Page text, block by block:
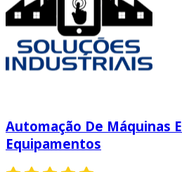
Automação De Máquinas E
Equipamentos